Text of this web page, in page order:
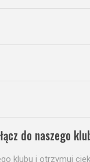
do naszego
klubu i otrzymuj